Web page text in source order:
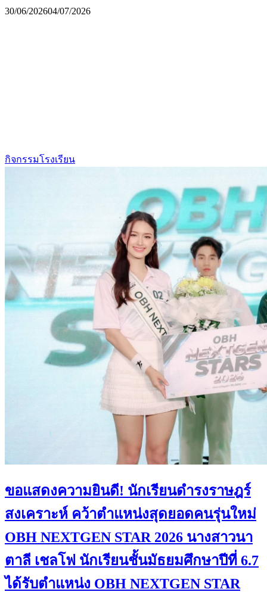
30/06/202604/07/2026
กิจกรรมโรงเรียน
ขอแสดงความยินดี! นักเรียนดำรงราษฎร์
สงเคราะห์ คว้าตำแหน่งสุดยอดคนรุ่นใหม่
OBH NEXTGEN STAR 2026 นางสาวนา
ตาลี เชลโฟ นักเรียนชั้นมัธยมศึกษาปีที่ 6.7
ได้รับตำแหน่ง OBH NEXTGEN STAR